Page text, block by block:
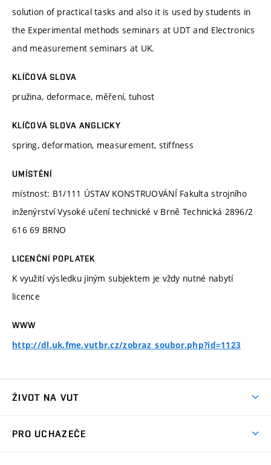
solution of practical tasks and also it is used by students in
the Experimental methods seminars at UDT and Electronics
and measurement seminars at UK.
KLÍČOVÁ SLOVA
pružina, deformace, měření, tuhost
KLÍČOVÁ SLOVA ANGLICKY
spring, deformation, measurement, stiffness
UMÍSTĚNÍ
místnost: B1/111 ÚSTAV KONSTRUOVÁNÍ Fakulta strojního
inženýrství Vysoké učení technické v Brně Technická 2896/2
616 69 BRNO
LICENČNÍ POPLATEK
K využití výsledku jiným subjektem je vždy nutné nabytí
licence
WWW
http://dl.uk.fme.vutbr.cz/zobraz_soubor.php?id=1123
ŽIVOT NA VUT
PRO UCHAZEČE